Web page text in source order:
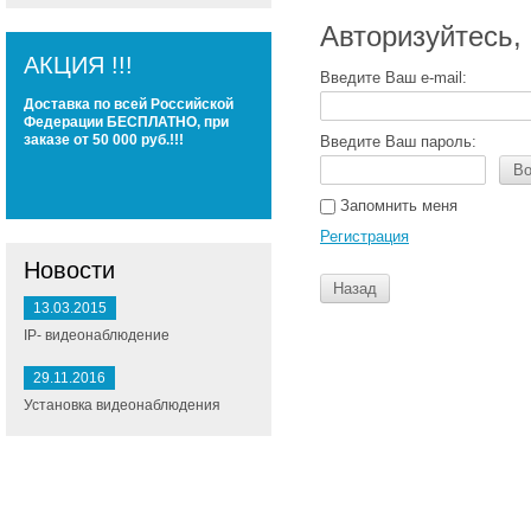
Введите Ваш e-mail:
Введите Ваш пароль:
Запомнить меня
Регистрация
Назад
АКЦИЯ !!!
Доставка по всей Российской
Федерации БЕСПЛАТНО, при
заказе от 50 000 руб.!!!
Новости
13.03.2015
IP- видеонаблюдение
29.11.2016
Установка видеонаблюдения